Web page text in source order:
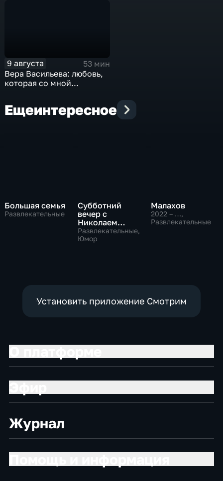
9 августа
53 мин
Вера Васильева: любовь,
которая со мной...
Ещеинтересное
Большая семья
Развлекательные
Субботний
вечер с
Николаем
Басковым
Развлекательные,
Юмор
Малахов
2022 – …,
Развлекательные
Установить приложение Смотрим
Журнал